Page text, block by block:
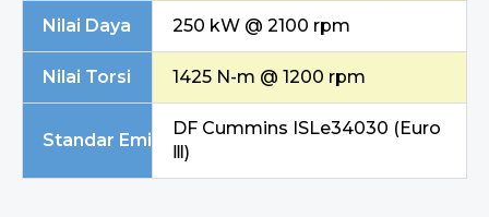
Nilai Daya 250 kW @ 2100 rpm
Nilai Torsi 1425 N-m @ 1200 rpm
Standar Emisi
DF Cummins ISLe34030 (Euro
Ⅲ)